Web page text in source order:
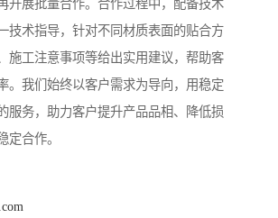
开展批量合作。合作过程中，配备技术
技术指导，针对不同材质表面的贴合方
施工注意事项等给出实用建议，帮助客
。我们始终以客户需求为导向，用稳定
服务，助力客户提升产品品相、降低损
定合作。